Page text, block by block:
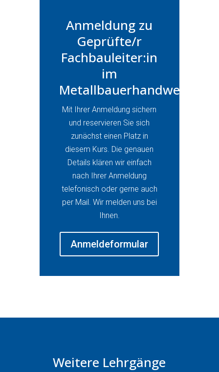
Anmeldung zu
Geprüfte/r
Fachbauleiter:in
im
Metallbauerhandwerk
Mit Ihrer Anmeldung sichern
und reservieren Sie sich
zunächst einen Platz in
diesem Kurs. Die genauen
Details klären wir einfach
nach Ihrer Anmeldung
telefonisch oder gerne auch
per Mail. Wir melden uns bei
Ihnen.
Anmeldeformular
Weitere Lehrgänge